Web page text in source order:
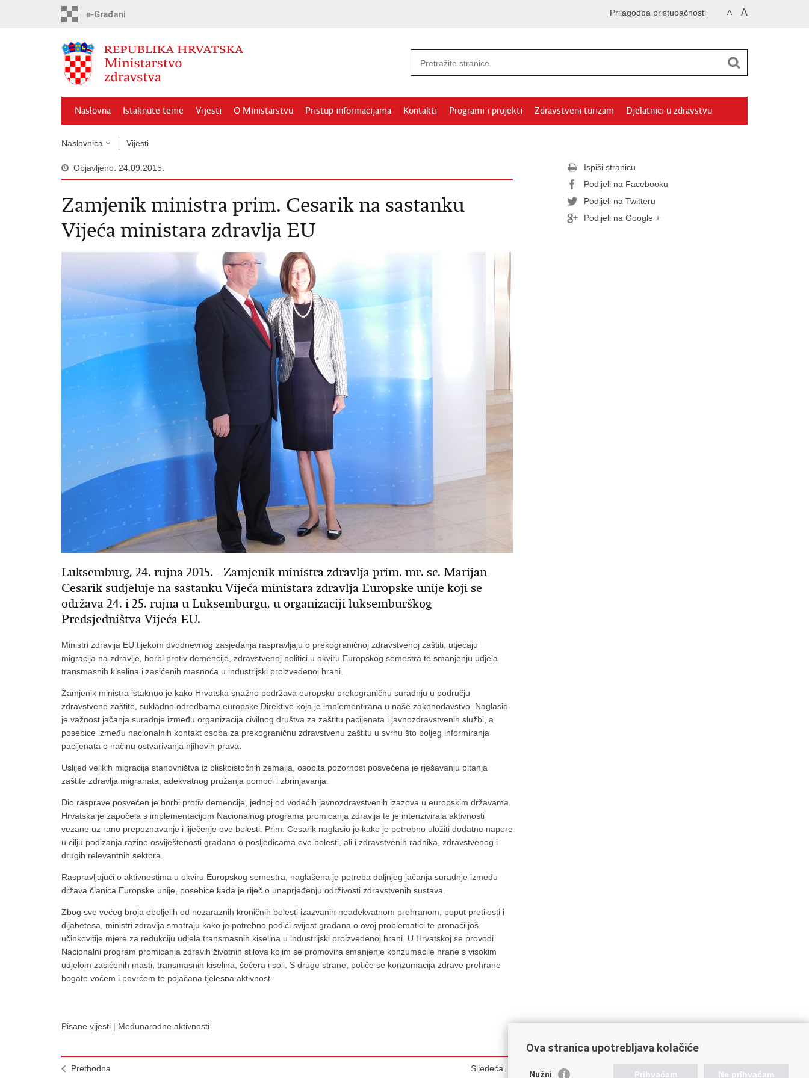
A A
Prilagodba pristupačnosti
Naslovna Istaknute teme Vijesti O Ministarstvu Pristup informacijama Kontakti Programi i projekti Zdravstveni turizam Djelatnici u zdravstvu
Naslovnica Vijesti
Objavljeno: 24.09.2015.
Zamjenik ministra prim. Cesarik na sastanku
Vijeća ministara zdravlja EU
Luksemburg, 24. rujna 2015. - Zamjenik ministra zdravlja prim. mr. sc. Marijan
Cesarik sudjeluje na sastanku Vijeća ministara zdravlja Europske unije koji se
održava 24. i 25. rujna u Luksemburgu, u organizaciji luksemburškog
Predsjedništva Vijeća EU.
Ministri zdravlja EU tijekom dvodnevnog zasjedanja raspravljaju o prekograničnoj zdravstvenoj zaštiti, utjecaju
migracija na zdravlje, borbi protiv demencije, zdravstvenoj politici u okviru Europskog semestra te smanjenju udjela
transmasnih kiselina i zasićenih masnoća u industrijski proizvedenoj hrani.
Zamjenik ministra istaknuo je kako Hrvatska snažno podržava europsku prekograničnu suradnju u području
zdravstvene zaštite, sukladno odredbama europske Direktive koja je implementirana u naše zakonodavstvo. Naglasio
je važnost jačanja suradnje između organizacija civilnog društva za zaštitu pacijenata i javnozdravstvenih službi, a
posebice između nacionalnih kontakt osoba za prekograničnu zdravstvenu zaštitu u svrhu što boljeg informiranja
pacijenata o načinu ostvarivanja njihovih prava.
Uslijed velikih migracija stanovništva iz bliskoistočnih zemalja, osobita pozornost posvećena je rješavanju pitanja
zaštite zdravlja migranata, adekvatnog pružanja pomoći i zbrinjavanja.
Dio rasprave posvećen je borbi protiv demencije, jednoj od vodećih javnozdravstvenih izazova u europskim državama.
Hrvatska je započela s implementacijom Nacionalnog programa promicanja zdravlja te je intenzivirala aktivnosti
vezane uz rano prepoznavanje i liječenje ove bolesti. Prim. Cesarik naglasio je kako je potrebno uložiti dodatne napore
u cilju podizanja razine osviještenosti građana o posljedicama ove bolesti, ali i zdravstvenih radnika, zdravstvenog i
drugih relevantnih sektora.
Raspravljajući o aktivnostima u okviru Europskog semestra, naglašena je potreba daljnjeg jačanja suradnje između
država članica Europske unije, posebice kada je riječ o unaprjeđenju održivosti zdravstvenih sustava.
Zbog sve većeg broja oboljelih od nezaraznih kroničnih bolesti izazvanih neadekvatnom prehranom, poput pretilosti i
dijabetesa, ministri zdravlja smatraju kako je potrebno podići svijest građana o ovoj problematici te pronaći još
učinkovitije mjere za redukciju udjela transmasnih kiselina u industrijski proizvedenoj hrani. U Hrvatskoj se provodi
Nacionalni program promicanja zdravih životnih stilova kojim se promovira smanjenje konzumacije hrane s visokim
udjelom zasićenih masti, transmasnih kiselina, šećera i soli. S druge strane, potiče se konzumacija zdrave prehrane
bogate voćem i povrćem te pojačana tjelesna aktivnost.
Pisane vijesti | Međunarodne aktivnosti
Prethodna
Sljedeća
Ispiši stranicu
Podijeli na Facebooku
Podijeli na Twitteru
Podijeli na Google +
Ova stranica upotrebljava kolačiće
Nužni Prihvaćam Ne prihvaćam